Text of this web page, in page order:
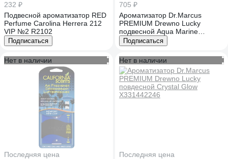
232 ₽
Подвесной ароматизатор RED
Perfume Carolina Herrera 212
VIP №2 R2102
Подписаться
705 ₽
Ароматизатор Dr.Marcus
PREMIUM Drewno Lucky
подвесной Aqua Marine
X362222464
Подписаться
Нет в наличии
Последняя цена
Нет в наличии
Последняя цена